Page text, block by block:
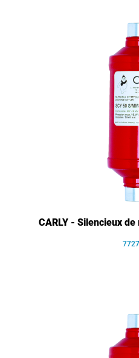
CARLY - Silencieux